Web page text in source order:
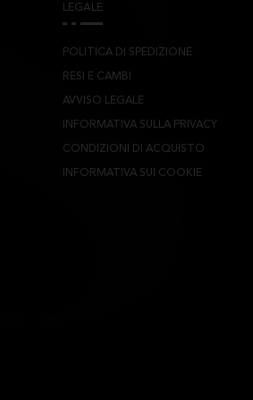
LEGALE
POLITICA DI SPEDIZIONE
RESI E CAMBI
AVVISO LEGALE
INFORMATIVA SULLA PRIVACY
CONDIZIONI DI ACQUISTO
INFORMATIVA SUI COOKIE